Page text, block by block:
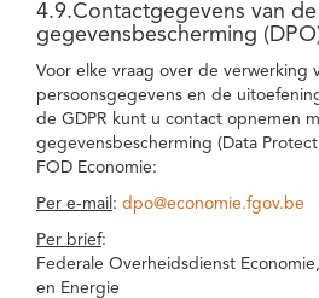
4.9.Contactgegevens van
gegevensbescherming
Voor elke vraag over de verwerking
persoonsgegevens en de
de GDPR kunt u contact opnemen
gegevensbescherming (Data
FOD Economie:
Per e-mail : dpo@economie.fgov.be
Per brief:
Federale Overheidsdienst
en Energie